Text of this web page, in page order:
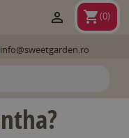
shopping_cart(0)

info@sweetgarden.ro